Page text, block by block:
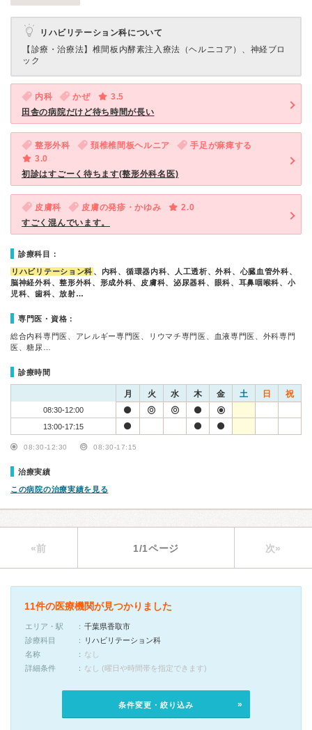
リハビリテーション科について
【診療・治療法】 椎間板内酵素注入療法（ヘルニコア）、神経ブロ
ック
内科 かぜ
3.5
田舎の病院だけど待ち時間が長い
整形外科 頚椎椎間板ヘルニア
手足が麻痺する
3.0
初診はすごーく待ちます(整形外科名医)
皮膚科 皮膚の発疹・かゆみ
2.0
すごく混んでいます。
診療科目：
リハビリテーション科 、内科、循環器内科、人工透析、外科、心臓血管外科、
脳神経外科、整形外科、形成外科、皮膚科、泌尿器科、眼科、耳鼻咽喉科、小
児科、歯科、放射…
専門医・資格：
総合内科専門医、アレルギー専門医、リウマチ専門医、血液専門医、外科専門
医、糖尿…
診療時間
月 火 水 木 金 土 日 祝
08:30-12:00
13:00-17:15
08:30-12:30 08:30-17:15
治療実績
この病院の治療実績を見る
«前 1/1ページ 次»
11件の医療機関が見つかりました
エリア・駅
千葉県香取市
診療科目
リハビリテーション科
名称
なし
詳細条件
なし (曜日や時間帯を指定できます)
条件変更・絞り込み